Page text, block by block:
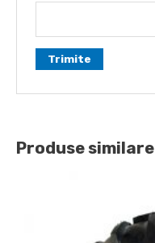
Produse similare